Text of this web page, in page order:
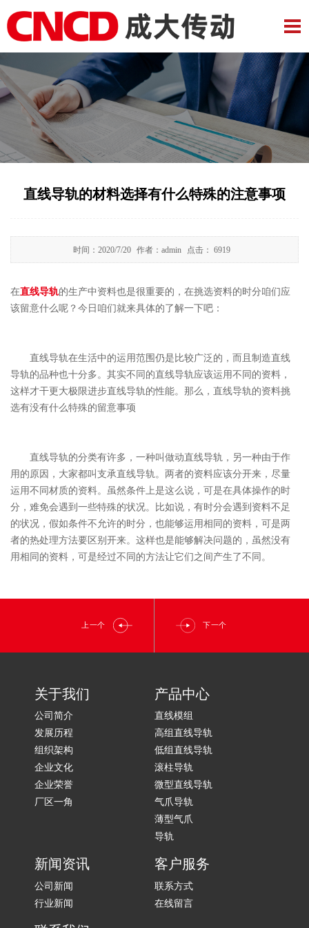
直线导轨的材料选择有什么特殊的注意事项
时间： 2020/7/20 作者： admin 点击： 6919
在直线导轨的生产中资料也是很重要的，在挑选资料的时分咱们应
该留意什么呢？今日咱们就来具体的了解一下吧：
直线导轨在生活中的运用范围仍是比较广泛的，而且制造直线
导轨的品种也十分多。其实不同的直线导轨应该运用不同的资料，
这样才干更大极限进步直线导轨的性能。那么，直线导轨的资料挑
选有没有什么特殊的留意事项
直线导轨的分类有许多，一种叫做动直线导轨，另一种由于作
用的原因，大家都叫支承直线导轨。两者的资料应该分开来，尽量
运用不同材质的资料。虽然条件上是这么说，可是在具体操作的时
分，难免会遇到一些特殊的状况。比如说，有时分会遇到资料不足
的状况，假如条件不允许的时分，也能够运用相同的资料，可是两
者的热处理方法要区别开来。这样也是能够解决问题的，虽然没有
用相同的资料，可是经过不同的方法让它们之间产生了不同。
上一个 下一个
关于我们
公司简介
发展历程
组织架构
企业文化
企业荣誉
厂区一角
产品中心
直线模组
高组直线导轨
低组直线导轨
滚柱导轨
微型直线导轨
气爪导轨
薄型气爪
导轨
新闻资讯
公司新闻
行业新闻
客户服务
联系方式
在线留言